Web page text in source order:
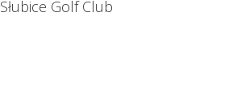
Słubice Golf Club